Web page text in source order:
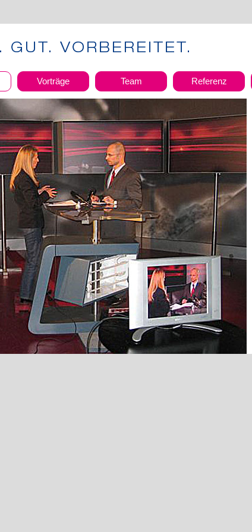
Vorträge Team Referenz